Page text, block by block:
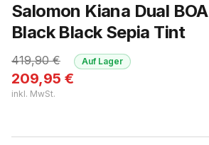
Salomon Kiana Dual BOA
Black Black Sepia Tint
419,90€
209,95 €
inkl. MwSt.
Auf Lager